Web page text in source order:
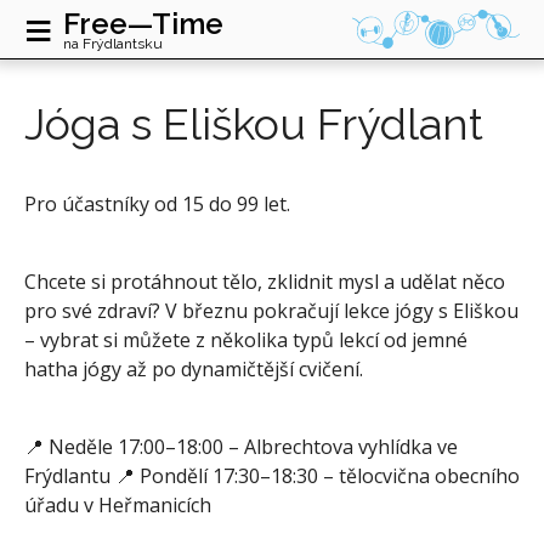
≡ Free—Time
na Frýdlantsku
Jóga s Eliškou Frýdlant
Pro účastníky od 15 do 99 let.
Chcete si protáhnout tělo, zklidnit mysl a udělat něco
pro své zdraví? V březnu pokračují lekce jógy s Eliškou
– vybrat si můžete z několika typů lekcí od jemné
hatha jógy až po dynamičtější cvičení.
📍 Neděle 17:00–18:00 – Albrechtova vyhlídka ve
Frýdlantu 📍 Pondělí 17:30–18:30 – tělocvična obecního
úřadu v Heřmanicích